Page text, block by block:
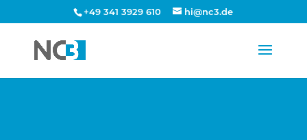
+49 341 3929 610 hi@nc3.de